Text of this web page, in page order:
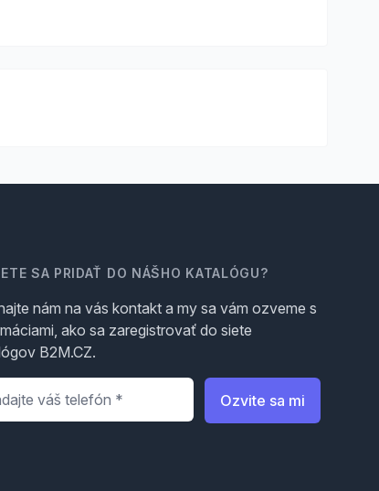
SA PRIDAŤ DO NÁŠHO KATALÓGU?
nám na vás kontakt a my sa vám ozveme s
ako sa zaregistrovať do siete
B2M.CZ.
Ozvite sa mi